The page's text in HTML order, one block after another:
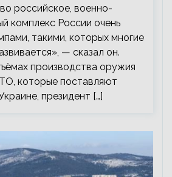
российское, военно-
комплекс России очень
такими, которых многие
— сказал он.
производства оружия
которые поставляют
президент […]